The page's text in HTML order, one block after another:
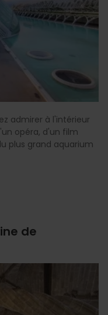
admirer à l'intérieur
opéra, d'un film
plus grand aquarium
de